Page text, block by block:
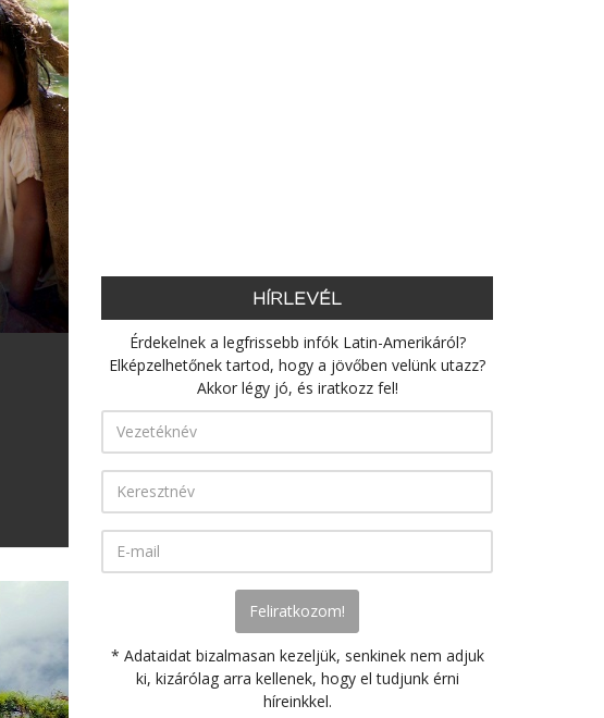
HÍRLEVÉL
Érdekelnek a legfrissebb infók Latin-Amerikáról?
Elképzelhetőnek tartod, hogy a jövőben velünk utazz?
Akkor légy jó, és iratkozz fel!
* Adataidat bizalmasan kezeljük, senkinek nem adjuk
ki, kizárólag arra kellenek, hogy el tudjunk érni
híreinkkel.